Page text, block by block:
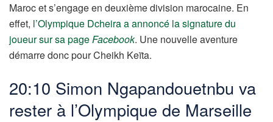
Maroc et s’engage en deuxième division marocaine. En
effet, l’Olympique Dcheira a annoncé la signature du
joueur sur sa pageFacebook. Une nouvelle aventure
démarre donc pour Cheikh Keïta.
20:10 Simon Ngapandouetnbu va
rester à l’Olympique de Marseille